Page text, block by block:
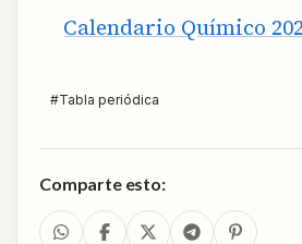
Calendario Químico
#Tabla periódica
Comparte esto: